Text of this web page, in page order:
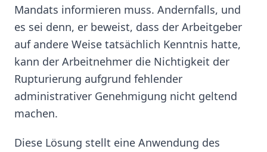
Mandats informieren muss. Andernfalls, und
es sei denn, er beweist, dass der Arbeitgeber
auf andere Weise tatsächlich Kenntnis hatte,
kann der Arbeitnehmer die Nichtigkeit der
Rupturierung aufgrund fehlender
administrativer Genehmigung nicht geltend
machen.
Diese Lösung stellt eine Anwendung des